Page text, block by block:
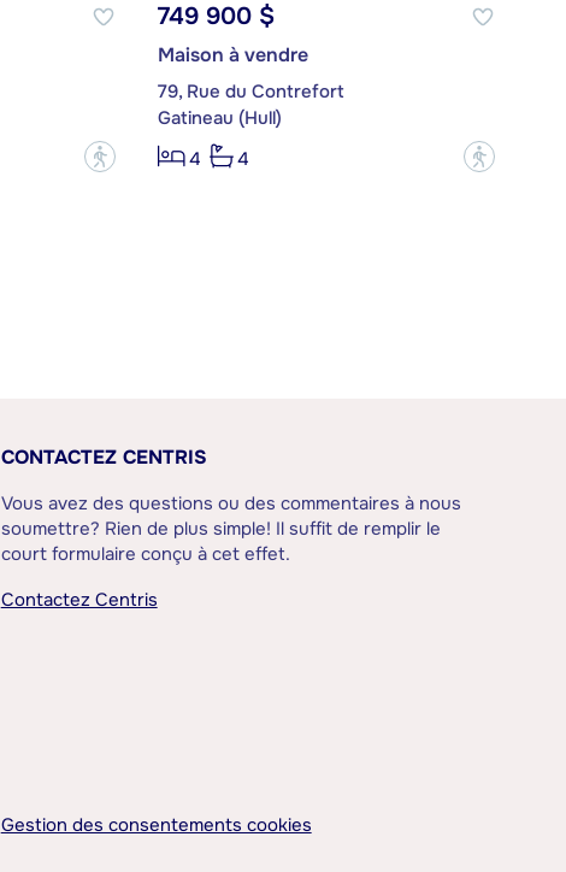
?
749 900 $
Maison à vendre
79, Rue du Contrefort
Gatineau (Hull)
4
4 ?
CONTACTEZ CENTRIS
Vous avez des questions ou des commentaires à nous
soumettre? Rien de plus simple! Il suffit de remplir le
court formulaire conçu à cet effet.
Contactez Centris
Gestion des consentements cookies